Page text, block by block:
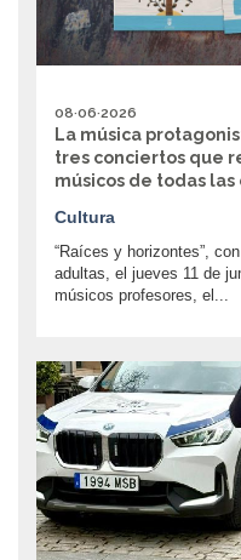
08·06·2026
La música
tres conciertos que
músicos de todas
Cultura
“Raíces y horizontes”,
adultas, el jueves 11 de
músicos profesores, el...